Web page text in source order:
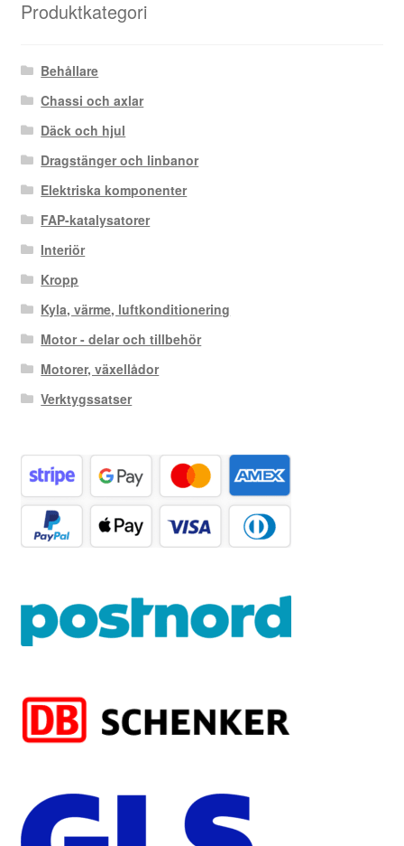
Produktkategori
Behållare
Chassi och axlar
Däck och hjul
Dragstänger och linbanor
Elektriska komponenter
FAP-katalysatorer
Interiör
Kropp
Kyla, värme, luftkonditionering
Motor - delar och tillbehör
Motorer, växellådor
Verktygssatser